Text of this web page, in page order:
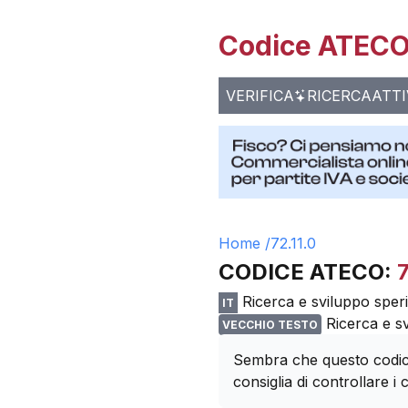
Codice
VERIFICA RICERCA
Home /72.11.0
CODICE ATECO:
IT Ricerca e sviluppo
VECCHIO TESTO
Ricerca e
Sembra che questo
consiglia di controllare i